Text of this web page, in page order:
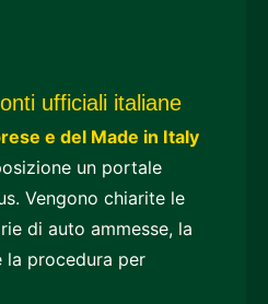
ufficiali italiane
e del Made in Italy
un portale
Vengono chiarite le
di auto ammesse, la
la procedura per